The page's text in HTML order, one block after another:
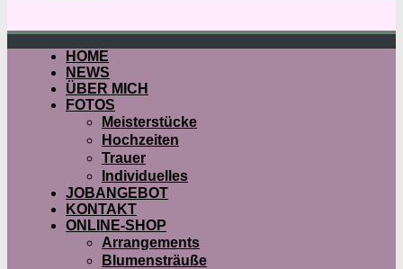
HOME
NEWS
ÜBER MICH
FOTOS
Meisterstücke
Hochzeiten
Trauer
Individuelles
JOBANGEBOT
KONTAKT
ONLINE-SHOP
Arrangements
Blumensträuße